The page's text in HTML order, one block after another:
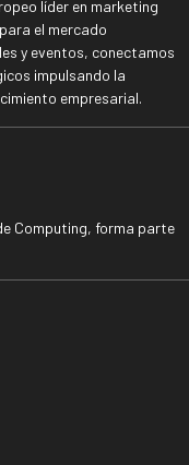
líder en marketing
el mercado
y eventos, conectamos
impulsando la
empresarial.
Computing, forma parte